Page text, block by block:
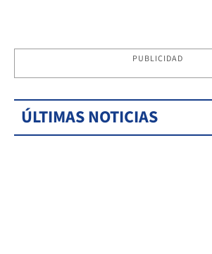
PUBLICIDAD
ÚLTIMAS NOTICIAS